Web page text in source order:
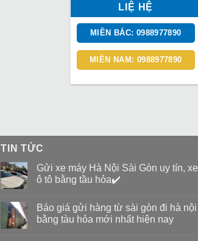
LIỆ HỆ
MIỀN BẮC: 0988977890
MIỀN NAM: 0988977890
TIN TỨC
Gửi xe máy Hà Nội Sài Gòn uy tín, xe
ô tô bằng tầu hỏa✔️
Báo giá gửi hàng từ sài gòn đi hà nội
bằng tàu hỏa mới nhất hiện nay